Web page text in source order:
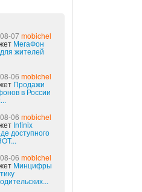
07mobichel
МегаФон
жителей
06 mobichel
Продажи
в России
06 mobichel
Infinix
доступного
06 mobichel
Минцифры